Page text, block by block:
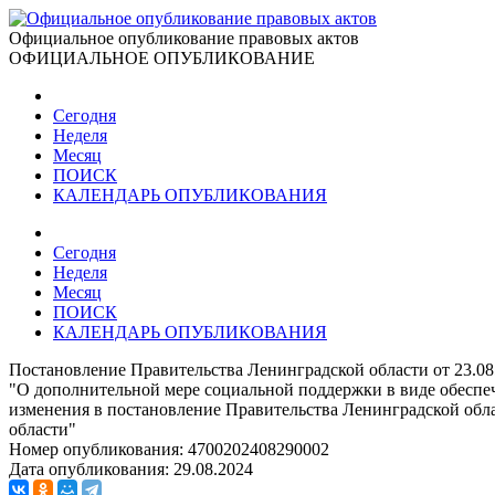
Официальное опубликование правовых актов
ОФИЦИАЛЬНОЕ ОПУБЛИКОВАНИЕ
Сегодня
Неделя
Месяц
ПОИСК
КАЛЕНДАРЬ ОПУБЛИКОВАНИЯ
Сегодня
Неделя
Месяц
ПОИСК
КАЛЕНДАРЬ ОПУБЛИКОВАНИЯ
Постановление Правительства Ленинградской области от
"О дополнительной мере социальной поддержки в виде
изменения в постановление Правительства Ленинградской
области"
Номер опубликования: 4700202408290002
Дата опубликования: 29.08.2024